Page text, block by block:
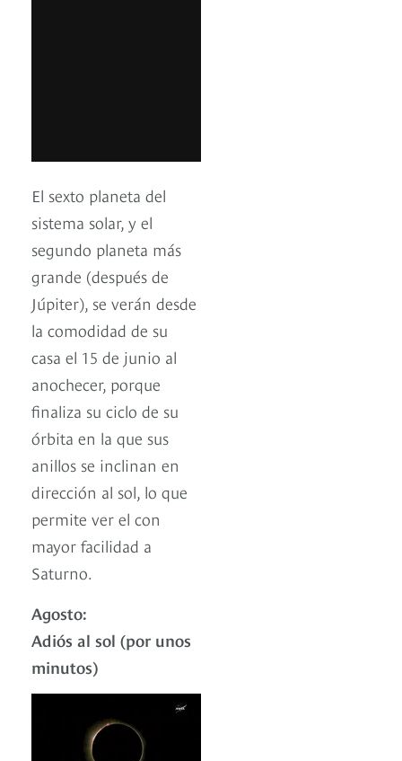
El sexto planeta del
sistema solar, y el
segundo planeta más
grande (después de
Júpiter), se verán desde
la comodidad de su
casa el 15 de junio al
anochecer, porque
finaliza su ciclo de su
órbita en la que sus
anillos se inclinan en
dirección al sol, lo que
permite ver el con
mayor facilidad a
Saturno.
Agosto:
Adiós al sol (por unos
minutos)